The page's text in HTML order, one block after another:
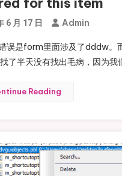
6 月 17 日 Admin
误是form里面涉及了dddw。
了半天没有找出毛病，因为
Reading